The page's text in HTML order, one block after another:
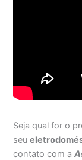
Seja qual for o
seu
contato com a